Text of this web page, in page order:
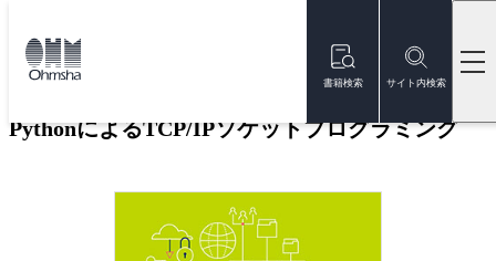
書籍検索 サイト内検索
トップ
PythonによるTCP/IPソケットプログラミング